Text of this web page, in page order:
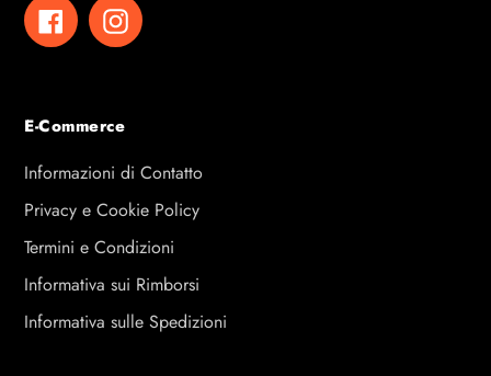
FacebookInstagram
E-Commerce
Informazioni di Contatto
Privacy e Cookie Policy
Termini e Condizioni
Informativa sui Rimborsi
Informativa sulle Spedizioni